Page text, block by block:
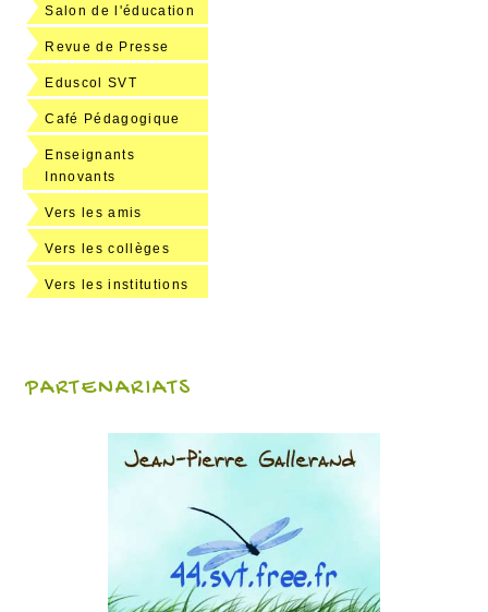
Salon de l'éducation
Revue de Presse
Eduscol SVT
Café Pédagogique
Enseignants
Innovants
Vers les amis
Vers les collèges
Vers les institutions
PARTENARIATS